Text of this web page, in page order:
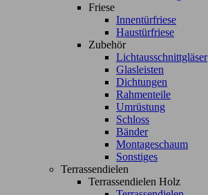
Friese
Innentürfriese
Haustürfriese
Zubehör
Lichtausschnittgläser
Glasleisten
Dichtungen
Rahmenteile
Umrüstung
Schloss
Bänder
Montageschaum
Sonstiges
Terrassendielen
Terrassendielen Holz